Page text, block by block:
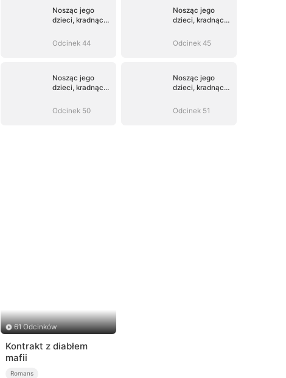
Nosząc jego
dzieci, kradnąc
Odcinek 44
Nosząc jego
dzieci, kradnąc
Odcinek 45
Nosząc jego
dzieci, kradnąc
Odcinek 50
Nosząc jego
dzieci, kradnąc
Odcinek 51
61 Odcinków
Kontrakt z diabłem
mafii
Romans